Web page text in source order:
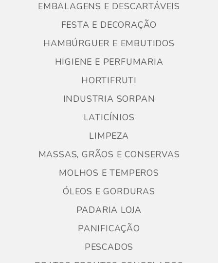
EMBALAGENS E DESCARTÁVEIS
FESTA E DECORAÇÃO
HAMBÚRGUER E EMBUTIDOS
HIGIENE E PERFUMARIA
HORTIFRUTI
INDUSTRIA SORPAN
LATICÍNIOS
LIMPEZA
MASSAS, GRÃOS E CONSERVAS
MOLHOS E TEMPEROS
ÓLEOS E GORDURAS
PADARIA LOJA
PANIFICAÇÃO
PESCADOS